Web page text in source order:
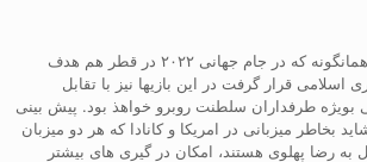
گودرز اقتداری: تیم ملی همانگونه که در جام جهانی ۲۰۲۲ در قطر هم هدف
قرار گرفت در این بازیها نیز با تقابل
بویژه طرفداران سلطنت روبرو خواهذ بود. پیش بینی
بخاطر میزبانی در امریکا و کانادا که هر دو میزبان
به رضا پهلوی هستند، امکان در گیری های بیشتر